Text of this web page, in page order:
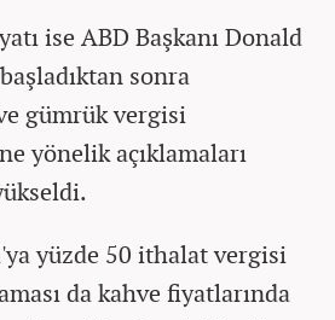
ise ABD Başkanı Donald
sonra
gümrük vergisi
yönelik açıklamaları
yüzde 50 ithalat vergisi
da kahve fiyatlarında